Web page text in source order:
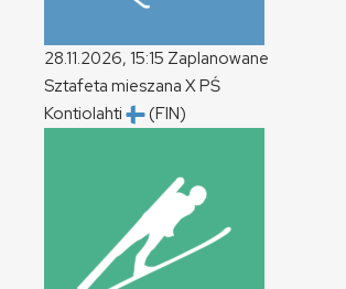
28.11.2026, 15:15 Zaplanowane
Sztafeta mieszana XPŚ
Kontiolahti
(FIN)